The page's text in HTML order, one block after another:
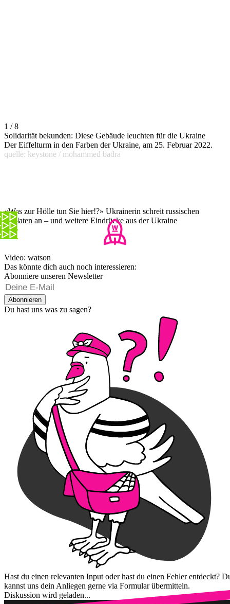
1 / 8
Solidarität bekunden: Diese Gebäude leuchten für die Ukraine
Der Eiffelturm in den Farben der Ukraine, am 25. Februar 2022.
quelle: keystone / mohammed badra
«Was zur Hölle tun Sie hier!?» Ukrainerin schreit russischen
Soldaten an – und weitere Eindrücke aus der Ukraine
Video: watson
Das könnte dich auch noch interessieren:
Abonniere unseren Newsletter
Abonnieren
Du hast uns was zu sagen?
Hast du einen relevanten Input oder hast du einen Fehler entdeckt?
kannst uns dein Anliegen gerne via Formular übermitteln.
Diskussion wird geladen...